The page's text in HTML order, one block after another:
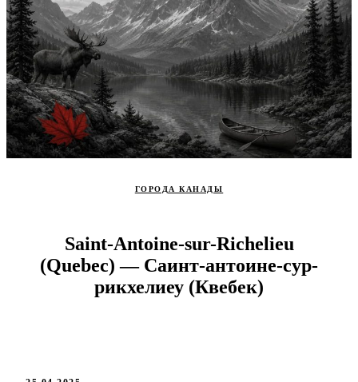
ГОРОДА КАНАДЫ
Saint-Antoine-sur-Richelieu
(Quebec) — Саинт-антоине-сур-
рикхелиеу (Квебек)